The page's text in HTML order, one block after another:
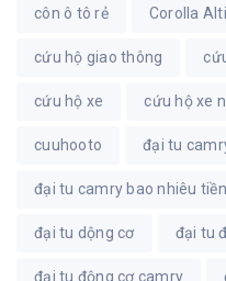
côn ô tô rẻ Corolla
cứu hộ giao thông
cứu hộ xe cứu hộ xe
cuuhooto đại tu
đại tu camry bao nhiêu tiền
đại tu dộng cơ đại tu
đại tu động cơ camry